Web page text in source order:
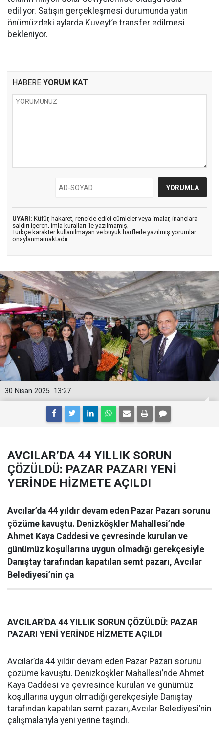
ediliyor. Satışın gerçekleşmesi durumunda yatın
önümüzdeki aylarda Kuveyt’e transfer edilmesi
bekleniyor.
HABERE YORUM KAT
UYARI: Küfür, hakaret, rencide edici cümleler veya imalar, inançlara
saldırı içeren, imla kuralları ile yazılmamış,
Türkçe karakter kullanılmayan ve büyük harflerle yazılmış yorumlar
onaylanmamaktadır.
13:27
30 Nisan 2025
AVCILAR’DA 44 YILLIK SORUN
ÇÖZÜLDÜ: PAZAR PAZARI YENİ
YERİNDE HİZMETE AÇILDI
Avcılar’da 44 yıldır devam eden Pazar Pazarı sorunu
çözüme kavuştu. Denizköşkler Mahallesi’nde
Ahmet Kaya Caddesi ve çevresinde kurulan ve
günümüz koşullarına uygun olmadığı gerekçesiyle
Danıştay tarafından kapatılan semt pazarı, Avcılar
Belediyesi’nin ça
AVCILAR’DA 44 YILLIK SORUN ÇÖZÜLDÜ: PAZAR
PAZARI YENİ YERİNDE HİZMETE AÇILDI
Avcılar’da 44 yıldır devam eden Pazar Pazarı sorunu
çözüme kavuştu. Denizköşkler Mahallesi’nde Ahmet
Kaya Caddesi ve çevresinde kurulan ve günümüz
koşullarına uygun olmadığı gerekçesiyle Danıştay
tarafından kapatılan semt pazarı, Avcılar Belediyesi’nin
çalışmalarıyla yeni yerine taşındı.